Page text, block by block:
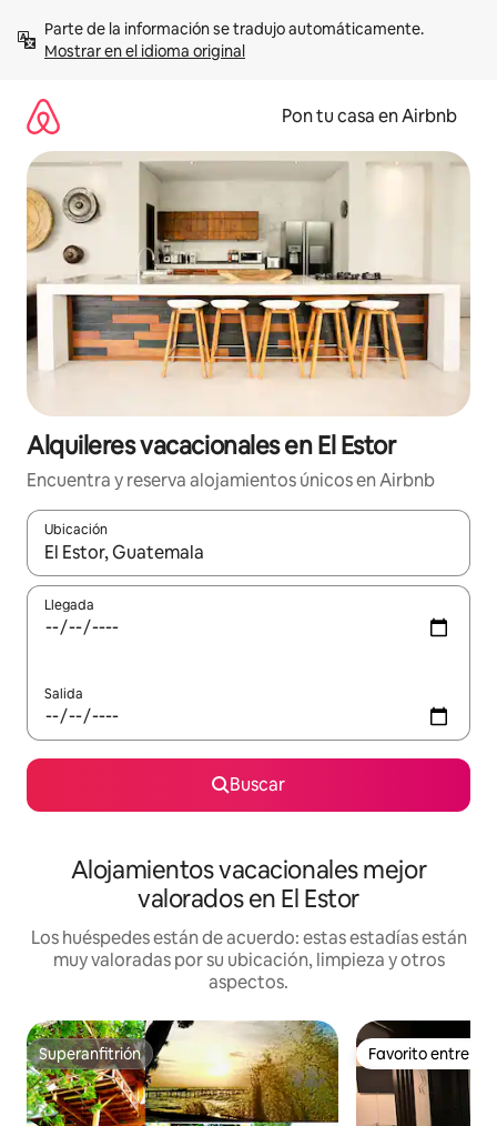
contenidoMostrar en el idioma original
Pon tu casa en Airbnb
Alquileres vacacionales en El Estor
Encuentra y reserva alojamientos únicos en Airbnb
Ubicación
Cuando los resultados estén disponibles, navega con las
Llegada
Salida
Buscar
Alojamientos vacacionales mejor
valorados en El Estor
Los huéspedes están de acuerdo: estas estadías están
muy valoradas por su ubicación, limpieza y otros
aspectos.
Superanfitrión
Superanfitrión Favorito entre
Favorito entre